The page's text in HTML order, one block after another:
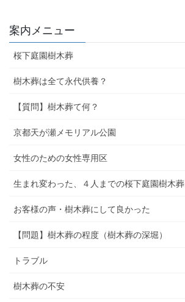
案内メニュー
桜下庭園樹木葬
樹木葬は全て永代供養？
【質問】樹木葬て何？
京都天が瀬メモリアル公園
女性のための女性専用区
生まれ変わった、４人までの桜下庭園樹木葬
お客様の声・樹木葬にして良かった
【問題】樹木葬の程度（樹木葬の深堀）
トラブル
樹木葬の不安